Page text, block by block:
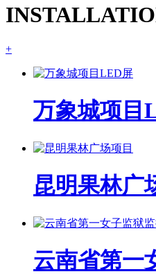
+
万象城项目
昆明果林广
云南省第一